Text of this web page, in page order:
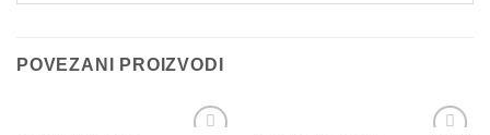
POVEZANI PROIZVODI